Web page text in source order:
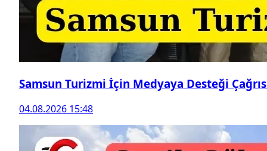
Samsun Turizmi İçin Medyaya Desteği
04.08.2026 15:48